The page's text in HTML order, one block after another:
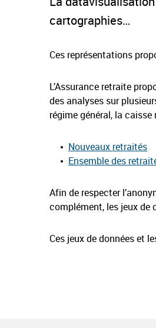
cartographies…
Ces représentations
L’Assurance retraite
des analyses sur
régime général, la
Nouveaux retraités
Ensemble des
Afin de respecter
complément, les jeux de
Ces jeux de données et